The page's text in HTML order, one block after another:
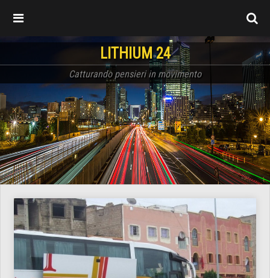
LITHIUM 24
Catturando pensieri in movimento